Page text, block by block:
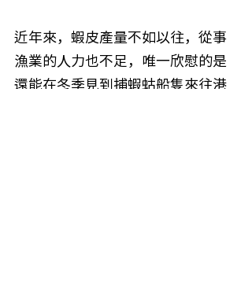
近年來，蝦皮產量不如以往，從事
漁業的人力也不足，唯一欣慰的是
還能在冬季見到捕蝦蛄船隻來往港